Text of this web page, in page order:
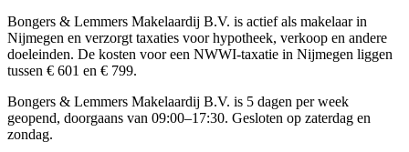
Bongers & Lemmers Makelaardij B.V. is actief als makelaar in
Nijmegen en verzorgt taxaties voor hypotheek, verkoop en andere
doeleinden. De kosten voor een NWWI-taxatie in Nijmegen liggen
tussen € 601 en € 799.
Bongers & Lemmers Makelaardij B.V. is 5 dagen per week
geopend, doorgaans van 09:00–17:30. Gesloten op zaterdag en
zondag.